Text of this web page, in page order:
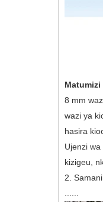
8 mm
wazi ya
hasira
Ujenzi
kizigeu,
2.